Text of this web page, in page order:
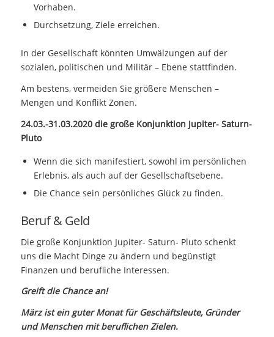
Vorhaben.
Durchsetzung, Ziele erreichen.
In der Gesellschaft könnten Umwälzungen auf der
sozialen, politischen und Militär – Ebene stattfinden.
Am bestens, vermeiden Sie größere Menschen –
Mengen und Konflikt Zonen.
24.03.-31.03.2020 die große Konjunktion Jupiter- Saturn-
Pluto
Wenn die sich manifestiert, sowohl im persönlichen
Erlebnis, als auch auf der Gesellschaftsebene.
Die Chance sein persönliches Glück zu finden.
Beruf & Geld
Die große Konjunktion Jupiter- Saturn- Pluto schenkt
uns die Macht Dinge zu ändern und begünstigt
Finanzen und berufliche Interessen.
Greift die Chance an!
März ist ein guter Monat für Geschäftsleute, Gründer
und Menschen mit beruflichen Zielen.